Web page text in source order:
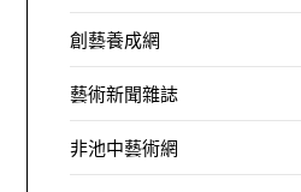
創藝養成網
藝術新聞雜誌
非池中藝術網